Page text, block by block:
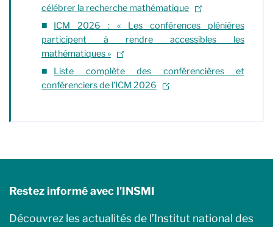
célébrer la recherche mathématique
ICM 2026 : « Les conférences plénières
participent à rendre accessibles les
mathématiques »
Liste complète des conférencières et
conférenciers de l'ICM 2026
Restez informé avec l'INSMI
Découvrez les actualités de l’Institut national des